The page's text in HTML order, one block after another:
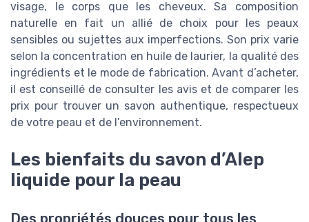
visage, le corps que les cheveux. Sa composition
naturelle en fait un allié de choix pour les peaux
sensibles ou sujettes aux imperfections. Son prix varie
selon la concentration en huile de laurier, la qualité des
ingrédients et le mode de fabrication. Avant d’acheter,
il est conseillé de consulter les avis et de comparer les
prix pour trouver un savon authentique, respectueux
de votre peau et de l’environnement.
Les bienfaits du savon d’Alep
liquide pour la peau